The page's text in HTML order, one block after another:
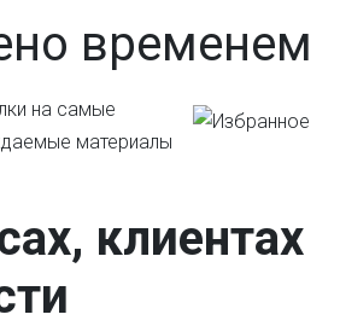
временем
на самые
материалы
клиентах